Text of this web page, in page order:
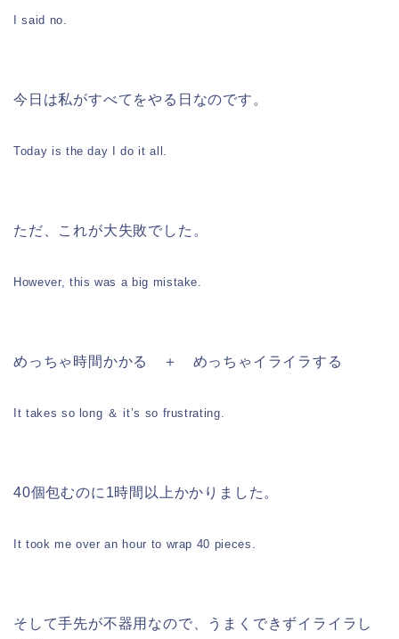
I said no.
今日は私がすべてをやる日なのです。
Today is the day I do it all.
ただ、これが大失敗でした。
However, this was a big mistake.
めっちゃ時間かかる ＋ めっちゃイライラする
It takes so long ＆ it’s so frustrating.
40個包むのに1時間以上かかりました。
It took me over an hour to wrap 40 pieces.
そして手先が不器用なので、うまくできずイライラし